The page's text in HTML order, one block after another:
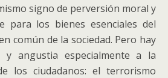
signo de perversión moral y
para los bienes esenciales del
común de la sociedad. Pero hay
y angustia especialmente a la
los ciudadanos: el terrorismo